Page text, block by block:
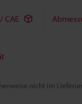
nicht im
CAE